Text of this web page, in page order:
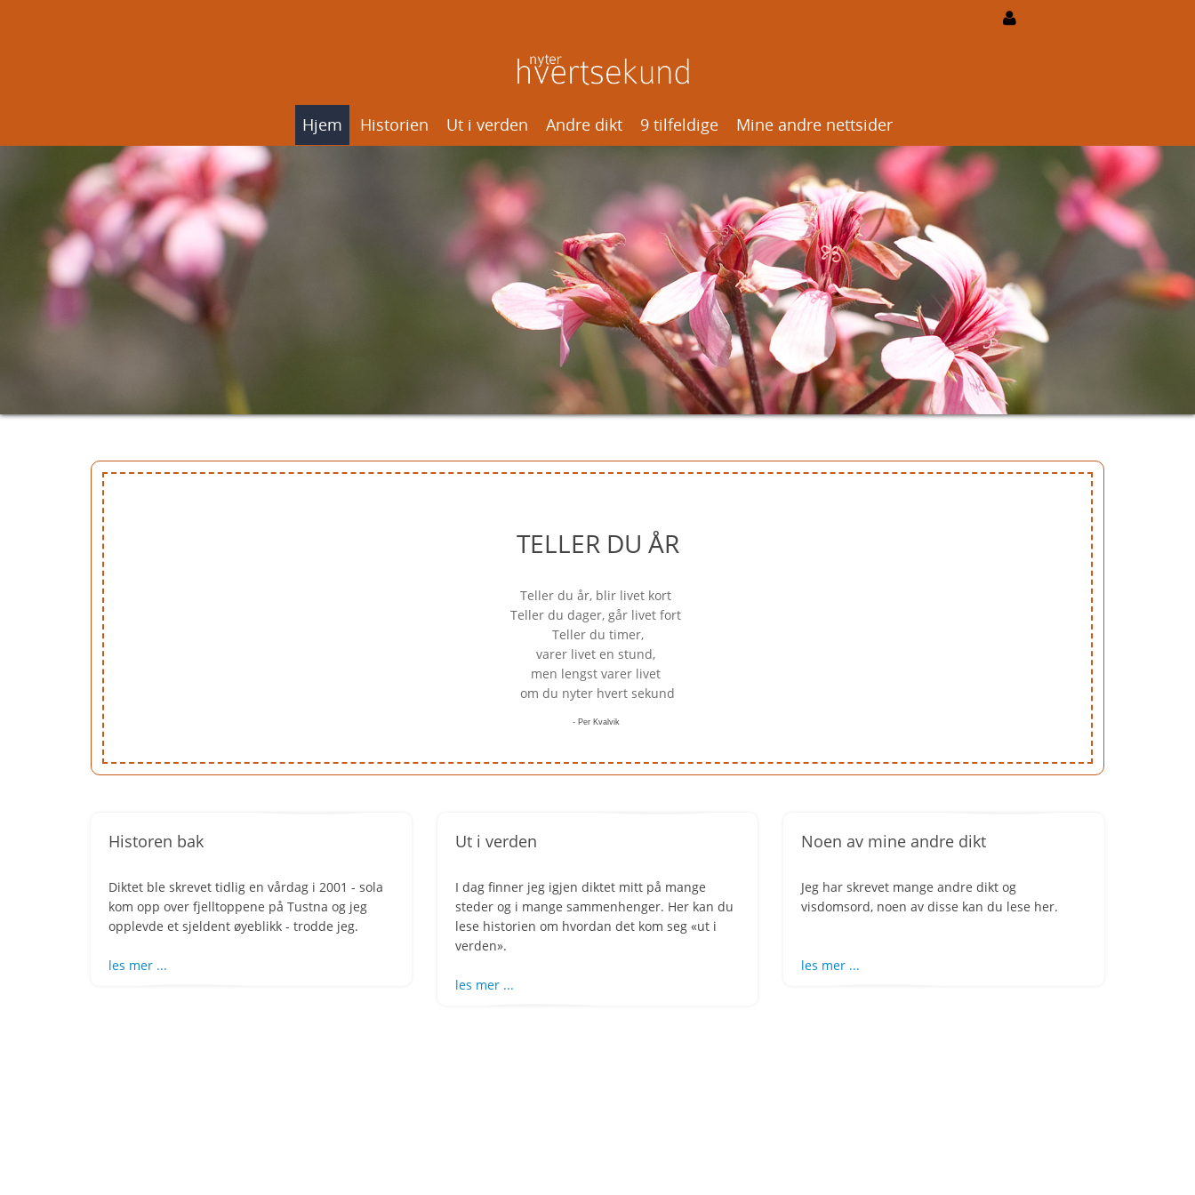
Hjem Historien Ut i verden Andre dikt 9 tilfeldige Mine andre nettsider
TELLER DU ÅR
Teller du år, blir livet kort
Teller du dager, går livet fort
Teller du timer,
varer livet en stund,
men lengst varer livet
om du nyter hvert sekund
- Per Kvalvik
Historen bak
Diktet ble skrevet tidlig en vårdag i 2001 - sola
kom opp over fjelltoppene på Tustna og jeg
opplevde et sjeldent øyeblikk - trodde jeg.
les mer ...
Ut i verden
I dag finner jeg igjen diktet mitt på mange
steder og i mange sammenhenger. Her kan du
lese historien om hvordan det kom seg «ut i
verden».
les mer ...
Noen av mine andre dikt
Jeg har skrevet mange andre dikt og
visdomsord, noen av disse kan du lese her.
les mer ...